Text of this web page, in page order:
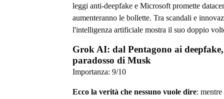
leggi anti-deepfake e Microsoft promette
aumenteranno le bollette. Tra scandali e
l'intelligenza artificiale mostra il suo doppio
Grok AI: dal Pentagono ai
paradosso di Musk
Importanza: 9/10
Ecco la verità che nessuno vuole dire: